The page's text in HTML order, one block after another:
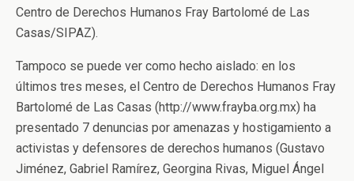
Centro de Derechos Humanos Fray Bartolomé de Las
Casas/SIPAZ).
Tampoco se puede ver como hecho aislado: en los
últimos tres meses, el Centro de Derechos Humanos Fray
Bartolomé de Las Casas (http://www.frayba.org.mx) ha
presentado 7 denuncias por amenazas y hostigamiento a
activistas y defensores de derechos humanos (Gustavo
Jiménez, Gabriel Ramírez, Georgina Rivas, Miguel Ángel